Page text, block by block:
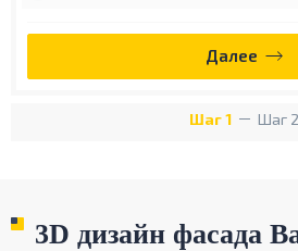
Далее
Шаг 1 Шаг 2
3D дизайн фасада